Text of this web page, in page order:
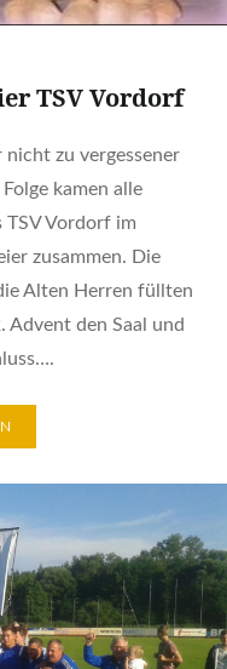
TSV Vordorf
nicht zu vergessener
kamen alle
TSV Vordorf im
zusammen. Die
Alten Herren füllten
Advent den Saal und